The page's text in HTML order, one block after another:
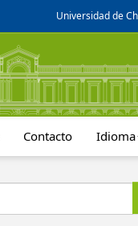
Universidad de
Contacto Idioma